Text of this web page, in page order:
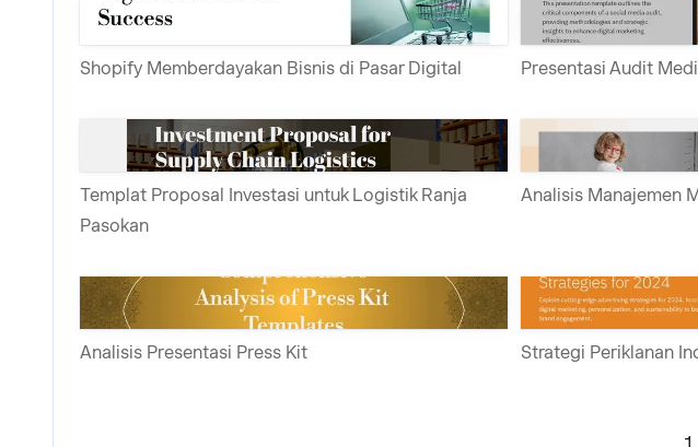
Shopify Memberdayakan Bisnis di Pasar Digital Presentasi Audit
Templat Proposal Investasi untuk Logistik Ranja
Pasokan
Analisis Manajemen
Analisis Presentasi Press Kit Strategi Periklanan